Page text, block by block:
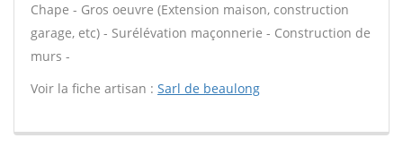
Chape - Gros oeuvre (Extension maison, construction
garage, etc) - Surélévation maçonnerie - Construction de
murs -
Voir la fiche artisan : Sarl de beaulong